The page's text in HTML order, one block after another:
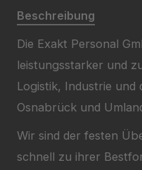
Beschreibung
Die Exakt Personal
leistungsstarker und
Logistik, Industrie und
Osnabrück und
Wir sind der festen
schnell zu ihrer